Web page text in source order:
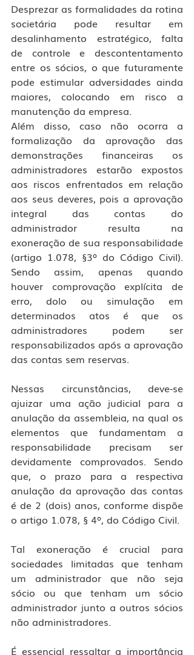
Desprezar as formalidades da rotina
societária pode resultar em
desalinhamento estratégico, falta
de controle e descontentamento
entre os sócios, o que futuramente
pode estimular adversidades ainda
maiores, colocando em risco a
manutenção da empresa.
Além disso, caso não ocorra a
formalização da aprovação das
demonstrações financeiras os
administradores estarão expostos
aos riscos enfrentados em relação
aos seus deveres, pois a aprovação
integral das contas do
administrador resulta na
exoneração de sua responsabilidade
(artigo 1.078, §3º do Código Civil).
Sendo assim, apenas quando
houver comprovação explícita de
erro, dolo ou simulação em
determinados atos é que os
administradores podem ser
responsabilizados após a aprovação
das contas sem reservas.
Nessas circunstâncias, deve-se
ajuizar uma ação judicial para a
anulação da assembleia, na qual os
elementos que fundamentam a
responsabilidade precisam ser
devidamente comprovados. Sendo
que, o prazo para a respectiva
anulação da aprovação das contas
é de 2 (dois) anos, conforme dispõe
o artigo 1.078, § 4º, do Código Civil.
Tal exoneração é crucial para
sociedades limitadas que tenham
um administrador que não seja
sócio ou que tenham um sócio
administrador junto a outros sócios
não administradores.
É essencial ressaltar a importância